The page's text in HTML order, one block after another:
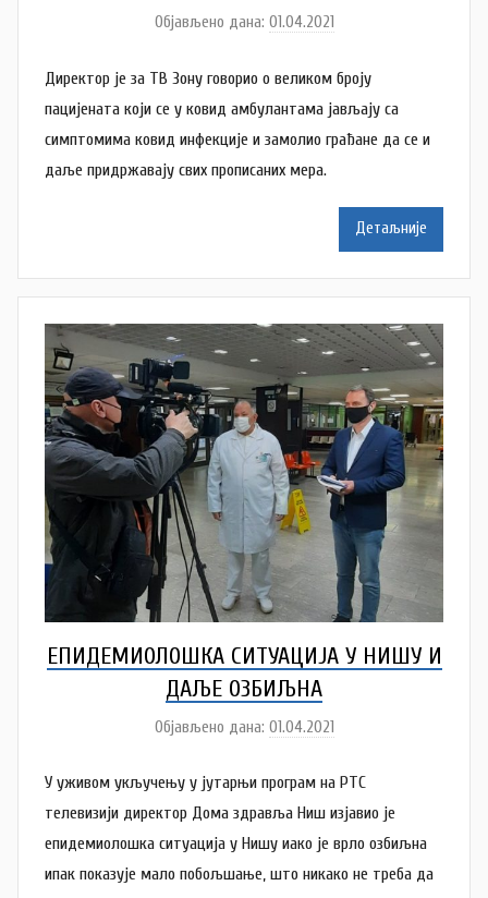
Објављено дана: 01.04.2021
т
о
р
a
š
Š
t
a
n
o
v
a
c
Директор је за ТВ Зону говорио о великом броју
пацијената који се у ковид амбулантама јављају са
симптомима ковид инфекције и замолио грађане да се и
даље придржавају свих прописаних мера.
Детаљније
ЕПИДЕМИОЛОШКА СИТУАЦИЈА У НИШУ И
ДАЉЕ ОЗБИЉНА
Објављено дана: 01.04.2021
т
о
р
N
У уживом укључењу у јутарњи програм на РТС
телевизији директор Дома здравља Ниш изјавио је
епидемиолошка ситуација у Нишу иако је врло озбиљна
ипак показује мало побољшање, што никако не треба да